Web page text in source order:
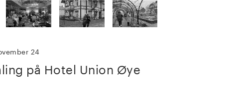
24
på Hotel Union Øye